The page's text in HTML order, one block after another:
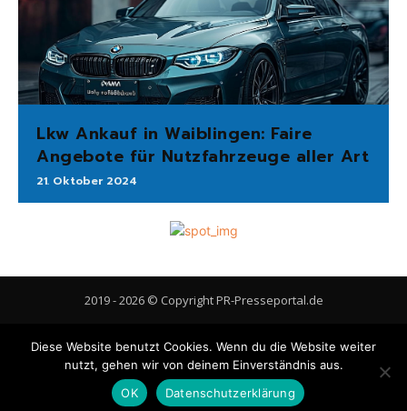
Lkw Ankauf in Waiblingen: Faire
Angebote für Nutzfahrzeuge aller Art
21. Oktober 2024
2019 - 2026 © Copyright PR-Presseportal.de
Gastbeitrag veröffentlichen Cookie-Richtlinie (EU)
Diese Website benutzt Cookies. Wenn du die Website weiter
nutzt, gehen wir von deinem Einverständnis aus.
OK
Datenschutzerklärung